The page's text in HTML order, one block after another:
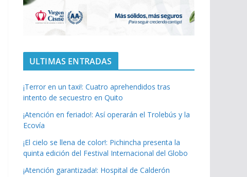
ULTIMAS ENTRADAS
¡Terror en un taxi!: Cuatro aprehendidos tras
intento de secuestro en Quito
¡Atención en feriado!: Así operarán el Trolebús y la
Ecovía
¡El cielo se llena de color!: Pichincha presenta la
quinta edición del Festival Internacional del Globo
¡Atención garantizada!: Hospital de Calderón